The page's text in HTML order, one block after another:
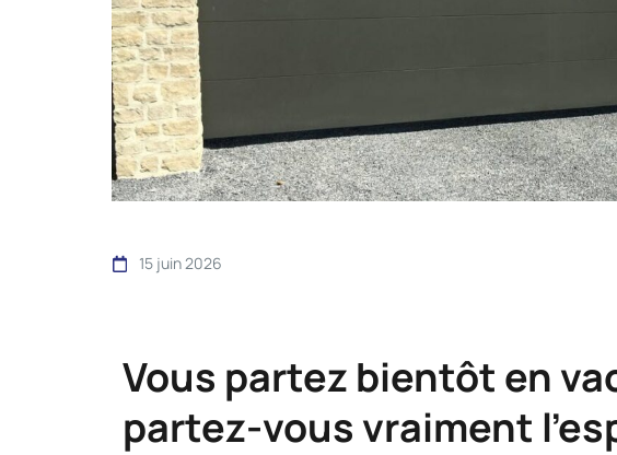
15 juin 2026
Vous partez bientôt en
partez-vous vraiment